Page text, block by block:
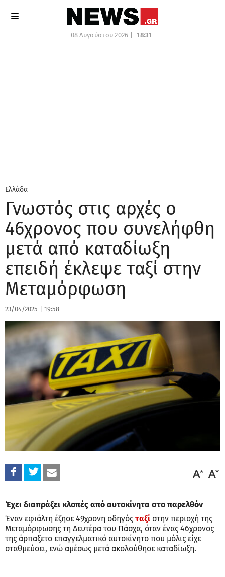
08 Αυγούστου 2026 | 18:31
Ελλάδα
Γνωστός στις αρχές ο
46χρονος που συνελήφθη
μετά από καταδίωξη
επειδή έκλεψε ταξί στην
Μεταμόρφωση
23/04/2025 19:58
Έχει διαπράξει κλοπές από αυτοκίνητα στο παρελθόν
Έναν εφιάλτη έζησε 49χρονη οδηγός ταξί στην περιοχή της
Μεταμόρφωσης τη Δευτέρα του Πάσχα, όταν ένας 46χρονος
της άρπαξετο επαγγελματικό αυτοκίνητο που μόλις είχε
σταθμεύσει, ενώ αμέσως μετά ακολούθησε καταδίωξη.